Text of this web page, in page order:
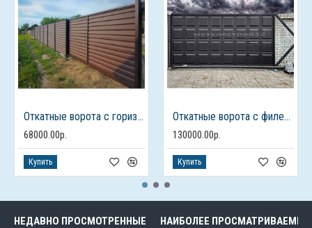
Откатные ворота с горизонтальным профлистом
68000.00р.
Купить
Откатные ворота с филенками
130000.00р.
Купить
НЕДАВНО ПРОСМОТРЕННЫЕ НАИБОЛЕЕ ПРОСМАТРИВАЕМЫЕ